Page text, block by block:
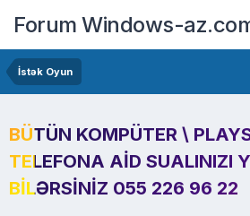
Forum Windows-
İstək Oyun
BÜTÜN KOMPÜTER \
TELEFONA AID SUALINIZI
BILƏRSINIZ 055 226 96 22